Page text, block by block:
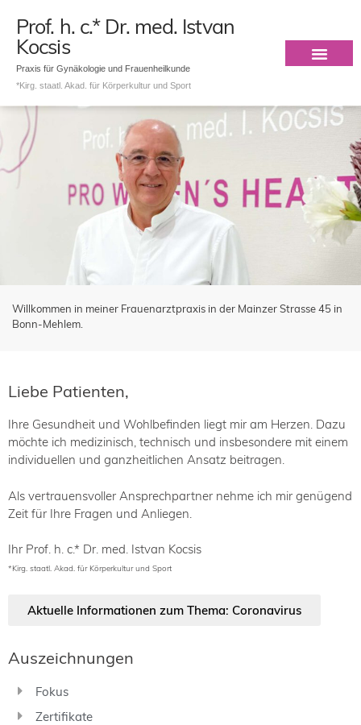
Prof. h. c.* Dr. med. Istvan
Kocsis
Praxis für Gynäkologie und Frauenheilkunde
*Kirg. staatl. Akad. für Körperkultur und Sport
Willkommen in meiner Frauenarztpraxis in der Mainzer Strasse 45 in
Bonn-Mehlem.
Liebe Patienten,
Ihre Gesundheit und Wohlbefinden liegt mir am Herzen. Dazu
möchte ich medizinisch, technisch und insbesondere mit einem
individuellen und ganzheitlichen Ansatz beitragen.
Als vertrauensvoller Ansprechpartner nehme ich mir genügend
Zeit für Ihre Fragen und Anliegen.
Ihr Prof. h. c.* Dr. med. Istvan Kocsis
*Kirg. staatl. Akad. für Körperkultur und Sport
Aktuelle Informationen zum Thema: Coronavirus
Auszeichnungen
Fokus
Zertifikate